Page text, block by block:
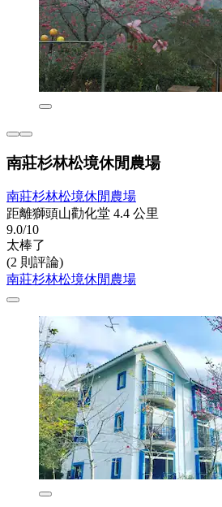
南莊杉林松境休閒農場
南莊杉林松境休閒農場
距離獅頭山勸化堂 4.4 公里
9.0/10
太棒了
(2 則評論)
南莊杉林松境休閒農場